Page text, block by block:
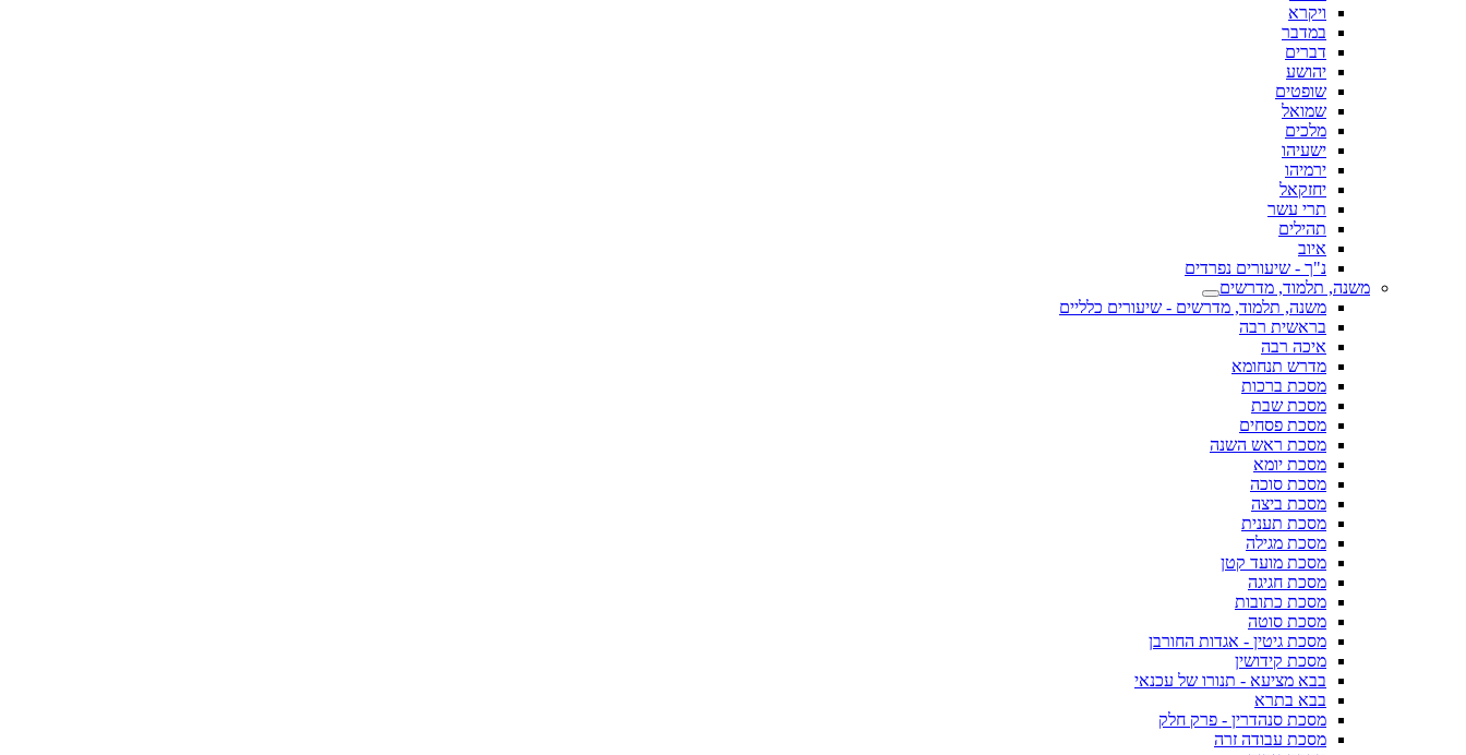
ויקרא
במדבר
דברים
יהושע
שופטים
שמואל
מלכים
ישעיהו
ירמיהו
יחזקאל
תרי עשר
תהילים
איוב
נ"ך - שיעורים נפרדים
משנה, תלמוד, מדרשים
משנה, תלמוד, מדרשים - שיעורים כלליים
בראשית רבה
איכה רבה
מדרש תנחומא
מסכת ברכות
מסכת שבת
מסכת פסחים
מסכת ראש השנה
מסכת יומא
מסכת סוכה
מסכת ביצה
מסכת תענית
מסכת מגילה
מסכת מועד קטן
מסכת חגיגה
מסכת כתובות
מסכת סוטה
מסכת גיטין - אגדות החורבן
מסכת קידושין
בבא מציעא - תנורו של עכנאי
בבא בתרא
מסכת סנהדרין - פרק חלק
מסכת עבודה זרה